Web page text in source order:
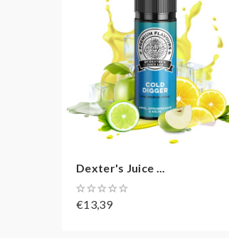
Dexter's Juice ...
€13,39